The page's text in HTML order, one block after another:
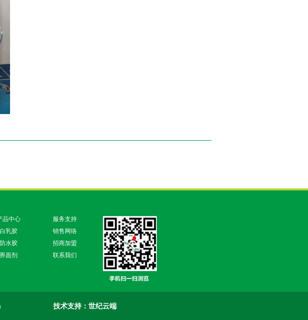
品中心
白乳胶
防水胶
界面剂
服务支持
销售网络
招商加盟
联系我们
技术支持：世纪云端